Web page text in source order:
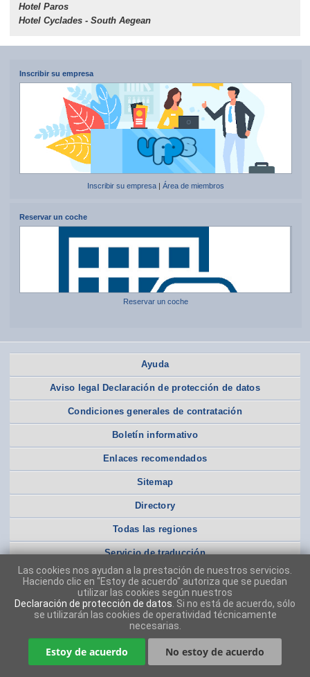
Hotel Paros
Hotel Cyclades - South Aegean
Inscribir su empresa
Inscribir su empresa| Área de miembros
Reservar un coche
Reservar un coche
Ayuda
Aviso legal Declaración de protección de datos
Condiciones generales de contratación
Boletín informativo
Enlaces recomendados
Sitemap
Directory
Todas las regiones
Servicio de traducción
Las cookies nos ayudan a la prestación de nuestros servicios.
Haciendo clic en "Estoy de acuerdo" autoriza que se puedan
utilizar las cookies según nuestros
Declaración de protección de datos . Si no está de acuerdo, sólo
se utilizarán las cookies de operatividad técnicamente
necesarias.